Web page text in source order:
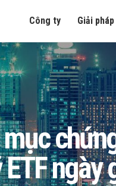
Công ty Giải